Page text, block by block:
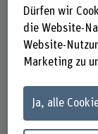
Dozent
Dürfen wir
die Website-
Website-
Marketing zu
Ja, alle